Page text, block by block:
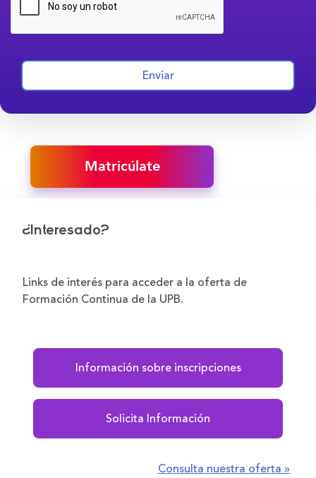
Enviar
Matricúlate
¿Interesado?
Links de interés para acceder a la oferta de
Formación Continua de la UPB.
Información sobre inscripciones
Solicita Información
Consulta nuestra oferta »